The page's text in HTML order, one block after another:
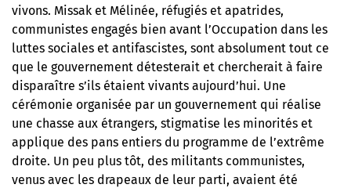
vivons. Missak et Mélinée, réfugiés et apatrides,
communistes engagés bien avant l’Occupation dans les
luttes sociales et antifascistes, sont absolument tout ce
que le gouvernement détesterait et chercherait à faire
disparaître s’ils étaient vivants aujourd’hui. Une
cérémonie organisée par un gouvernement qui réalise
une chasse aux étrangers, stigmatise les minorités et
applique des pans entiers du programme de l’extrême
droite. Un peu plus tôt, des militants communistes,
venus avec les drapeaux de leur parti, avaient été